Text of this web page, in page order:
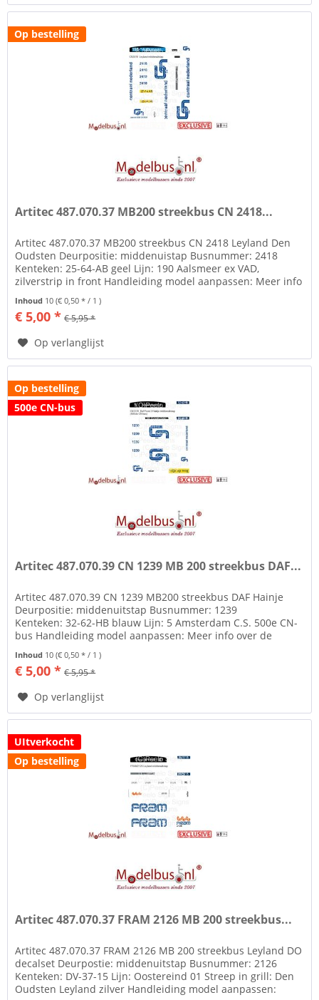
Op bestelling
Artitec 487.070.37 MB200 streekbus CN 2418...
Artitec 487.070.37 MB200 streekbus CN 2418 Leyland Den
Oudsten Deurpositie: middenuistap Busnummer: 2418
Kenteken: 25-64-AB geel Lijn: 190 Aalsmeer ex VAD,
zilverstrip in front Handleiding model aanpassen: Meer info
Inhoud 10(€ 0,50 * / 1 )
€ 5,00 * € 5,95 *
Op verlanglijst
Op bestelling
500e CN-bus
Artitec 487.070.39 CN 1239 MB 200 streekbus DAF...
Artitec 487.070.39 CN 1239 MB200 streekbus DAF Hainje
Deurpositie: middenuitstap Busnummer: 1239
Kenteken: 32-62-HB blauw Lijn: 5 Amsterdam C.S. 500e CN-
bus Handleiding model aanpassen: Meer info over de
Inhoud 10(€ 0,50 * / 1 )
€ 5,00 * € 5,95 *
Op verlanglijst
UItverkocht
Op bestelling
Artitec 487.070.37 FRAM 2126 MB 200 streekbus...
Artitec 487.070.37 FRAM 2126 MB 200 streekbus Leyland DO
decalset Deurpostie: middenuitstap Busnummer: 2126
Kenteken: DV-37-15 Lijn: Oostereind 01 Streep in grill: Den
Oudsten Leyland zilver Handleiding model aanpassen: